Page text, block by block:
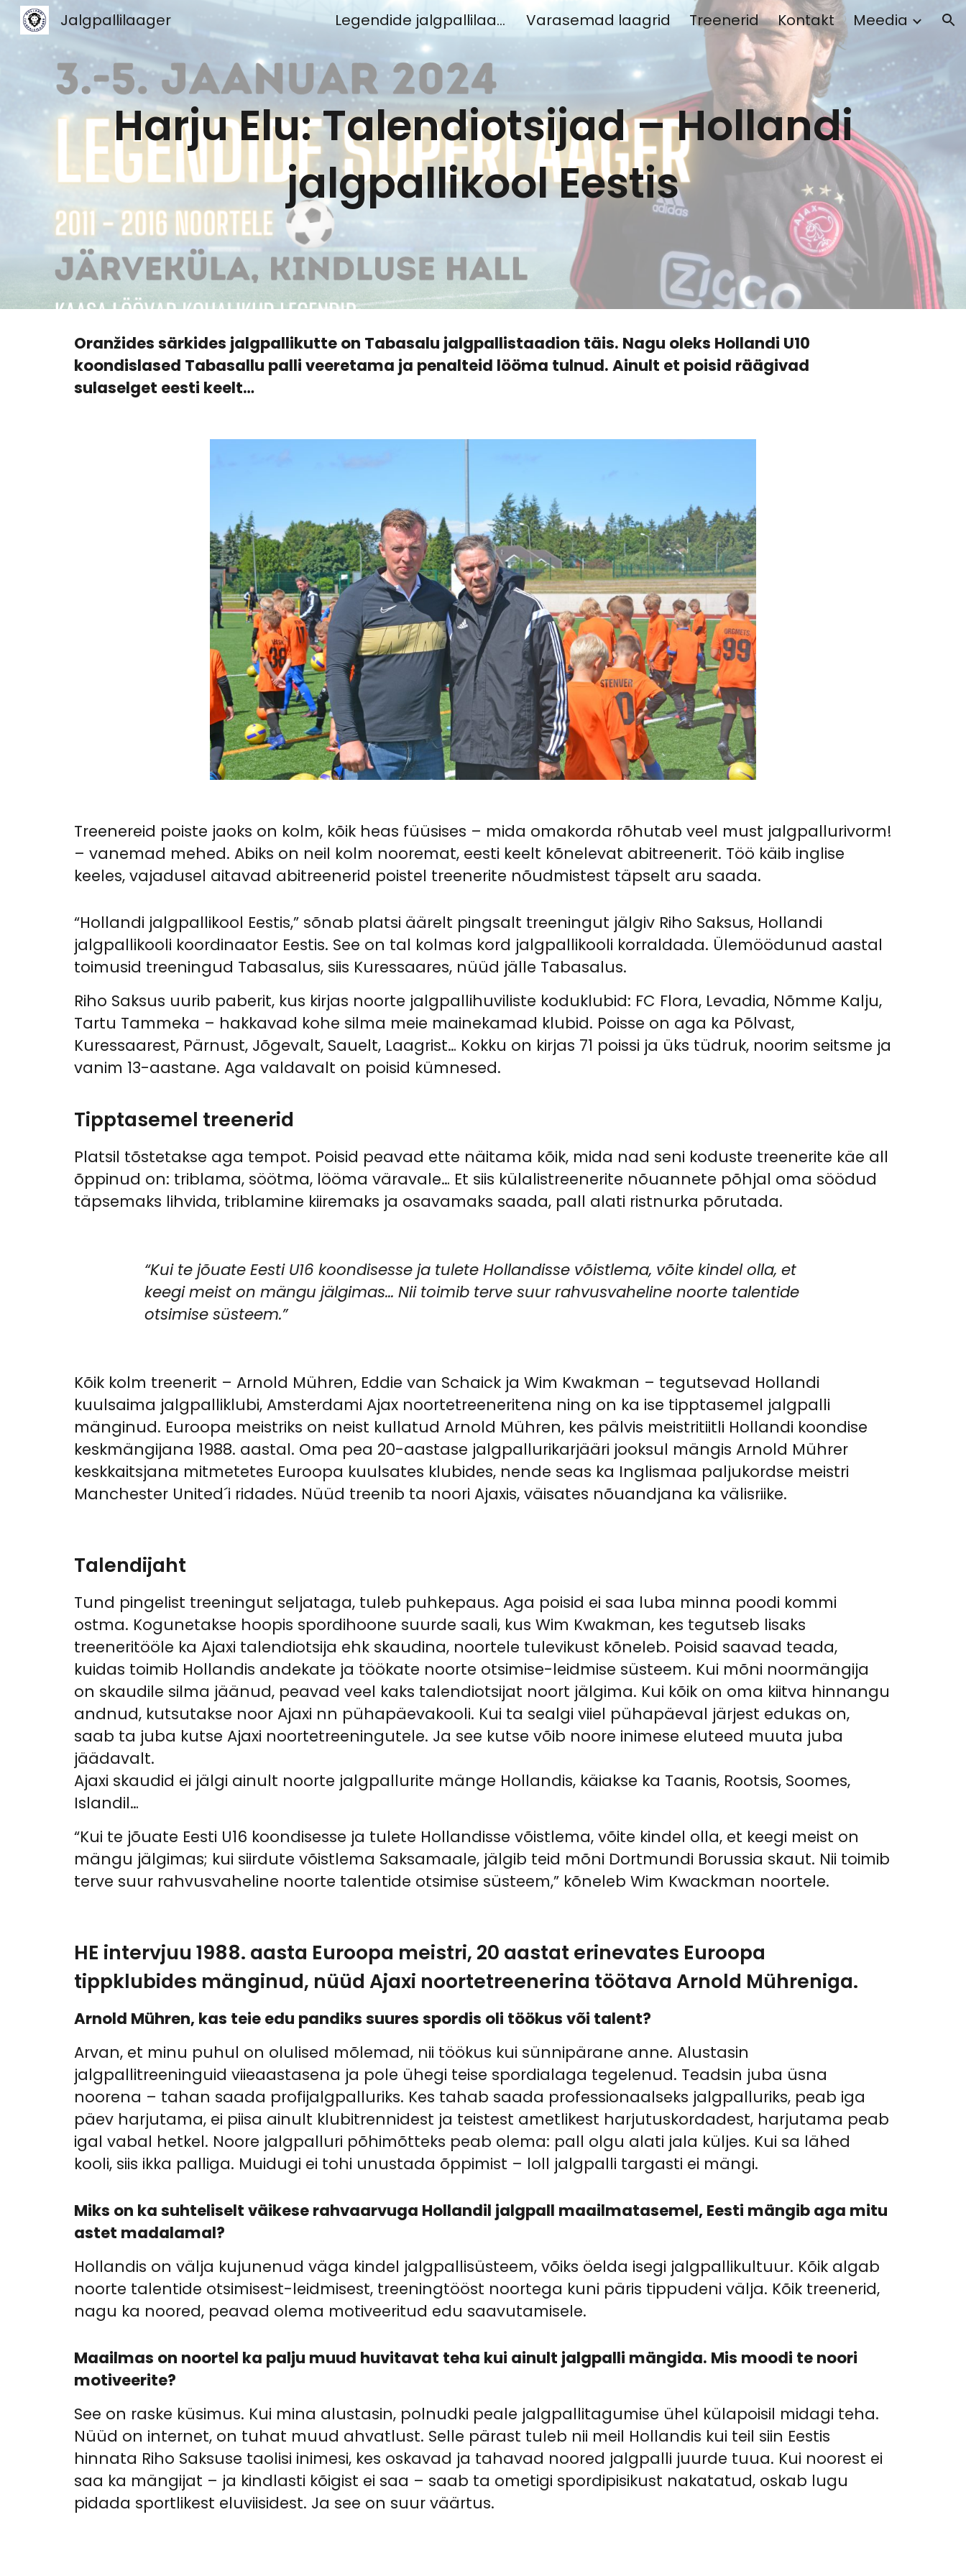
Skip to main content Skip to navigation
Jalgpallilaager Legendide jalgpallilaager Varasemad laagrid Treenerid Kontakt Meedia
Harju Elu: Talendiotsijad – Hollandi
jalgpallikool Eestis
Oranžides särkides jalgpallikutte on Tabasalu jalgpallistaadion täis. Nagu oleks Hollandi U10
koondislased Tabasallu palli veeretama ja penalteid lööma tulnud. Ainult et poisid räägivad
sulaselget eesti keelt…
Treenereid poiste jaoks on kolm, kõik heas füüsises – mida omakorda rõhutab veel must jalgpallurivorm!
– vanemad mehed. Abiks on neil kolm nooremat, eesti keelt kõnelevat abitreenerit. Töö käib inglise
keeles, vajadusel aitavad abitreenerid poistel treenerite nõudmistest täpselt aru saada.
“Hollandi jalgpallikool Eestis,” sõnab platsi äärelt pingsalt treeningut jälgiv Riho Saksus, Hollandi
jalgpallikooli koordinaator Eestis. See on tal kolmas kord jalgpallikooli korraldada. Ülemöödunud aastal
toimusid treeningud Tabasalus, siis Kuressaares, nüüd jälle Tabasalus.
Riho Saksus uurib paberit, kus kirjas noorte jalgpallihuviliste koduklubid: FC Flora, Levadia, Nõmme Kalju,
Tartu Tammeka – hakkavad kohe silma meie mainekamad klubid. Poisse on aga ka Põlvast,
Kuressaarest, Pärnust, Jõgevalt, Sauelt, Laagrist… Kokku on kirjas 71 poissi ja üks tüdruk, noorim seitsme ja
vanim 13-aastane. Aga valdavalt on poisid kümnesed.
Tipptasemel treenerid
Platsil tõstetakse aga tempot. Poisid peavad ette näitama kõik, mida nad seni koduste treenerite käe all
õppinud on: triblama, söötma, lööma väravale… Et siis külalistreenerite nõuannete põhjal oma söödud
täpsemaks lihvida, triblamine kiiremaks ja osavamaks saada, pall alati ristnurka põrutada.
“Kui te jõuate Eesti U16 koondisesse ja tulete Hollandisse võistlema, võite kindel olla, et
keegi meist on mängu jälgimas… Nii toimib terve suur rahvusvaheline noorte talentide
otsimise süsteem.”
Kõik kolm treenerit – Arnold Mühren, Eddie van Schaick ja Wim Kwakman – tegutsevad Hollandi
kuulsaima jalgpalliklubi, Amsterdami Ajax noortetreeneritena ning on ka ise tipptasemel jalgpalli
mänginud. Euroopa meistriks on neist kullatud Arnold Mühren, kes pälvis meistritiitli Hollandi koondise
keskmängijana 1988. aastal. Oma pea 20-aastase jalgpallurikarjääri jooksul mängis Arnold Mührer
keskkaitsjana mitmetetes Euroopa kuulsates klubides, nende seas ka Inglismaa paljukordse meistri
Manchester United´i ridades. Nüüd treenib ta noori Ajaxis, väisates nõuandjana ka välisriike.
Talendijaht
Tund pingelist treeningut seljataga, tuleb puhkepaus. Aga poisid ei saa luba minna poodi kommi
ostma. Kogunetakse hoopis spordihoone suurde saali, kus Wim Kwakman, kes tegutseb lisaks
treeneritööle ka Ajaxi talendiotsija ehk skaudina, noortele tulevikust kõneleb. Poisid saavad teada,
kuidas toimib Hollandis andekate ja töökate noorte otsimise-leidmise süsteem. Kui mõni noormängija
on skaudile silma jäänud, peavad veel kaks talendiotsijat noort jälgima. Kui kõik on oma kiitva hinnangu
andnud, kutsutakse noor Ajaxi nn pühapäevakooli. Kui ta sealgi viiel pühapäeval järjest edukas on,
saab ta juba kutse Ajaxi noortetreeningutele. Ja see kutse võib noore inimese eluteed muuta juba
jäädavalt.
Ajaxi skaudid ei jälgi ainult noorte jalgpallurite mänge Hollandis, käiakse ka Taanis, Rootsis, Soomes,
Islandil…
“Kui te jõuate Eesti U16 koondisesse ja tulete Hollandisse võistlema, võite kindel olla, et keegi meist on
mängu jälgimas; kui siirdute võistlema Saksamaale, jälgib teid mõni Dortmundi Borussia skaut. Nii toimib
terve suur rahvusvaheline noorte talentide otsimise süsteem,” kõneleb Wim Kwackman noortele.
HE intervjuu 1988. aasta Euroopa meistri, 20 aastat erinevates Euroopa
tippklubides mänginud, nüüd Ajaxi noortetreenerina töötava Arnold Mühreniga.
Arnold Mühren, kas teie edu pandiks suures spordis oli töökus või talent?
Arvan, et minu puhul on olulised mõlemad, nii töökus kui sünnipärane anne. Alustasin
jalgpallitreeninguid viieaastasena ja pole ühegi teise spordialaga tegelenud. Teadsin juba üsna
noorena – tahan saada profijalgpalluriks. Kes tahab saada professionaalseks jalgpalluriks, peab iga
päev harjutama, ei piisa ainult klubitrennidest ja teistest ametlikest harjutuskordadest, harjutama peab
igal vabal hetkel. Noore jalgpalluri põhimõtteks peab olema: pall olgu alati jala küljes. Kui sa lähed
kooli, siis ikka palliga. Muidugi ei tohi unustada õppimist – loll jalgpalli targasti ei mängi.
Miks on ka suhteliselt väikese rahvaarvuga Hollandil jalgpall maailmatasemel, Eesti mängib aga mitu
astet madalamal?
Hollandis on välja kujunenud väga kindel jalgpallisüsteem, võiks öelda isegi jalgpallikultuur. Kõik algab
noorte talentide otsimisest-leidmisest, treeningtööst noortega kuni päris tippudeni välja. Kõik treenerid,
nagu ka noored, peavad olema motiveeritud edu saavutamisele.
Maailmas on noortel ka palju muud huvitavat teha kui ainult jalgpalli mängida. Mis moodi te noori
motiveerite?
See on raske küsimus. Kui mina alustasin, polnudki peale jalgpallitagumise ühel külapoisil midagi teha.
Nüüd on internet, on tuhat muud ahvatlust. Selle pärast tuleb nii meil Hollandis kui teil siin Eestis
hinnata Riho Saksuse taolisi inimesi, kes oskavad ja tahavad noored jalgpalli juurde tuua. Kui noorest ei
saa ka mängijat – ja kindlasti kõigist ei saa – saab ta ometigi spordipisikust nakatatud, oskab lugu
pidada sportlikest eluviisidest. Ja see on suur väärtus.